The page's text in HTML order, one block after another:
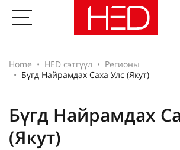
Home HED сэтгүүл
Регионы
Бүгд Найрамдах Саха Улс (Якут)
Бүгд Найрамдах
(Якут)